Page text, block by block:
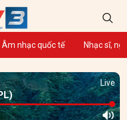
Âm nhạc quốc tế Nhạc sĩ,
Live